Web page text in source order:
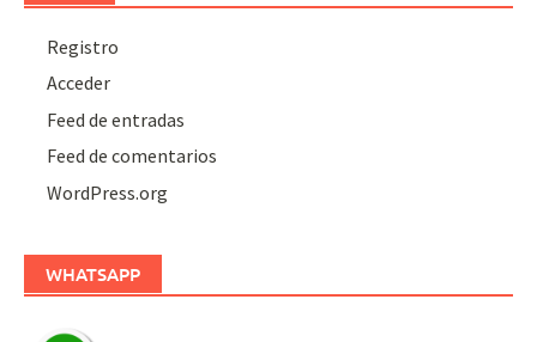
Registro
Acceder
Feed de entradas
Feed de comentarios
WordPress.org
WHATSAPP